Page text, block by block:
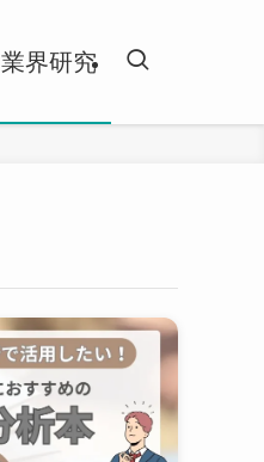
業界研究